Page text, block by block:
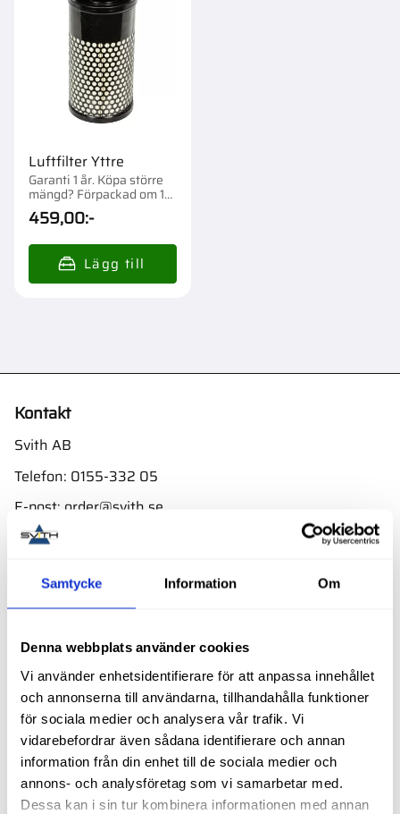
Samtycke Information Om
Denna webbplats använder cookies
Vi använder enhetsidentifierare för att anpassa innehållet
och annonserna till användarna, tillhandahålla funktioner
för sociala medier och analysera vår trafik. Vi
vidarebefordrar även sådana identifierare och annan
information från din enhet till de sociala medier och
annons- och analysföretag som vi samarbetar med.
Dessa kan i sin tur kombinera informationen med annan
Luftfilter Yttre
Garanti 1 år. Köpa större
mängd? Förpackad om 1
st.
459,00:-
Kontakt
Svith AB
Telefon: 0155-332 05
E-post: order@svith.se
Oscarsbergsvägen 11
Org.nr: 559106-6112
Butik
Välkommen till vår butik i Nyköping bara ett par minuter
från E4. Ta avfarten mot Skavsta flygplats.
Adress: